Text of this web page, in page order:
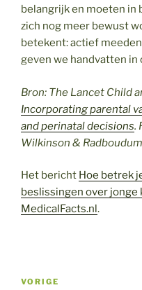
belangrijk en moeten in
zich nog meer bewust
betekent: actief
geven we handvatten in
Bron: The Lancet Child
Incorporating parental
and perinatal decisions.
Wilkinson &
Het bericht Hoe betrek
beslissingen over jonge
MedicalFacts.nl.
Vorig
VORIGE